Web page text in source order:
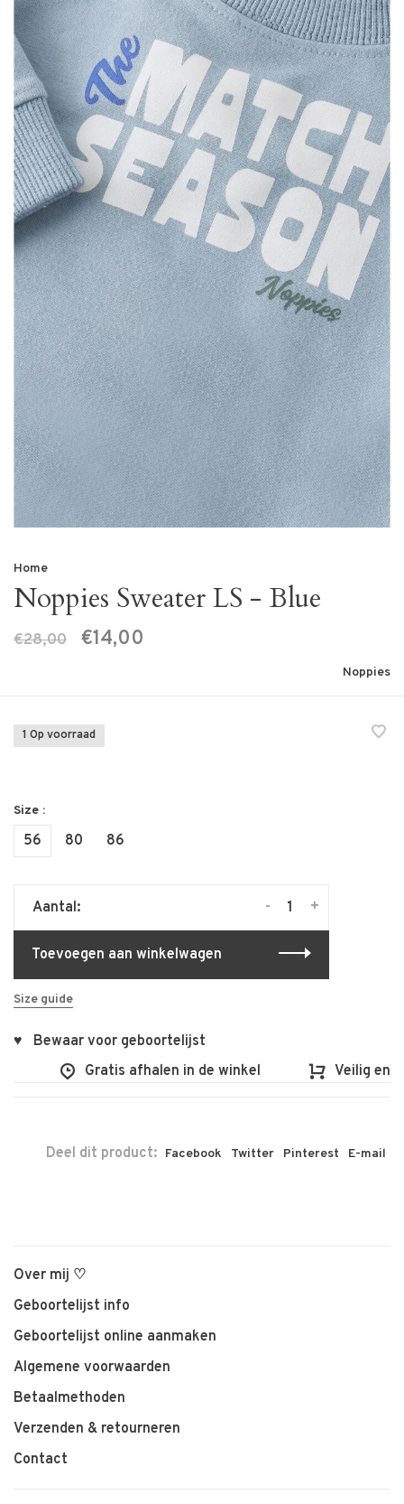
Home
Noppies Sweater LS - Blue
€28,00 €14,00
Noppies
1 Op voorraad
Size :
56 80 86
Aantal: +
-
Toevoegen aan winkelwagen
Size guide
♥ Bewaar voor geboortelijst
Gratis afhalen in de winkel
Veilig en
Deel dit product: Facebook Twitter Pinterest E-mail
Over mij ♡
Geboortelijst info
Geboortelijst online aanmaken
Algemene voorwaarden
Betaalmethoden
Verzenden & retourneren
Contact